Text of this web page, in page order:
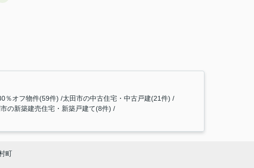
％オフ物件(59件)
太田市の中古住宅・中古戸建(21件)
の新築建売住宅・新築戸建て(8件)
町